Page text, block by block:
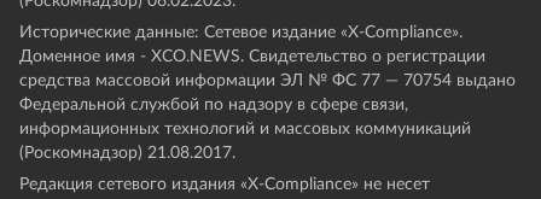
Исторические данные: Сетевое издание «Х-Compliance».
Доменное имя - XCO.NEWS. Свидетельство о регистрации
средства массовой информации ЭЛ № ФС 77 — 70754 выдано
Федеральной службой по надзору в сфере связи,
информационных технологий и массовых коммуникаций
(Роскомнадзор) 21.08.2017.
Редакция сетевого издания «X-Compliance» не несет